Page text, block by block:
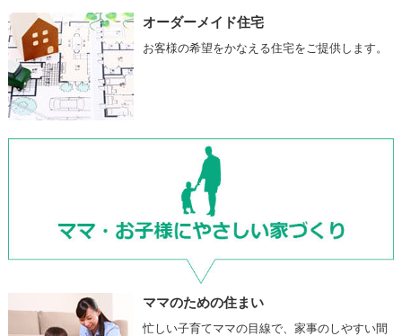
オーダーメイド住宅
お客様の希望をかなえる住宅をご提供します。
ママのための住まい
忙しい子育てママの目線で、家事のしやすい間